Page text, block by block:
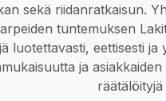
sekä riidanratkaisun.
tuntemuksen
luotettavasti, eettisesti
ja